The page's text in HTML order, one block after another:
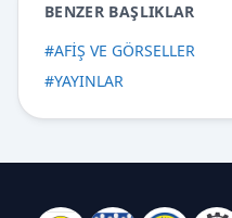
BENZER BAŞLIKLAR
#AFİŞ VE GÖRSELLER
#YAYINLAR